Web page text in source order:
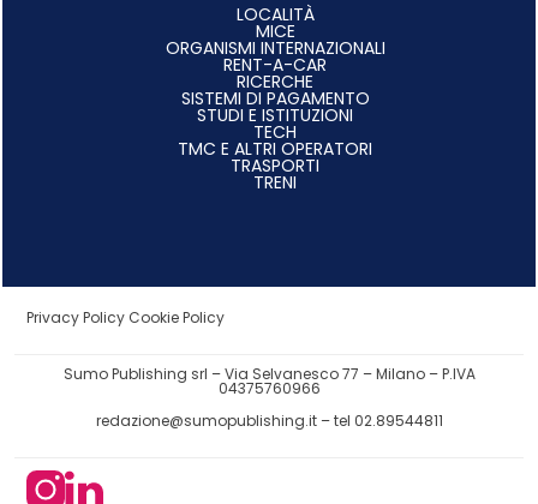
LOCALITÀ
MICE
ORGANISMI INTERNAZIONALI
RENT-A-CAR
RICERCHE
SISTEMI DI PAGAMENTO
STUDI E ISTITUZIONI
TECH
TMC E ALTRI OPERATORI
TRASPORTI
TRENI
Privacy Policy Cookie Policy
Sumo Publishing srl – Via Selvanesco 77 – Milano – P.IVA
04375760966
redazione@sumopublishing.it– tel 02.89544811